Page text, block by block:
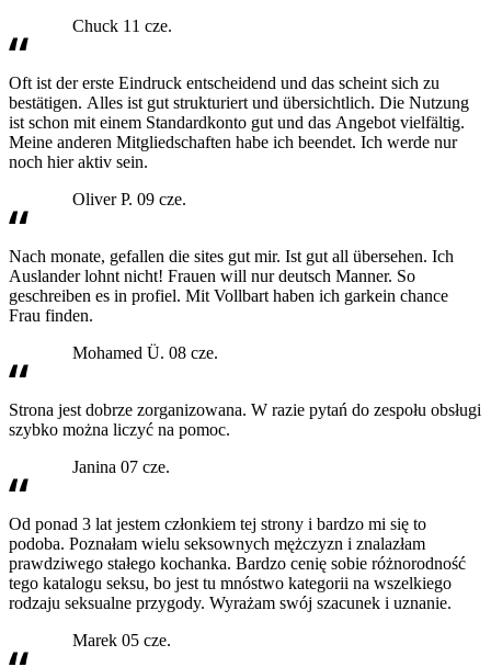
Chuck 11 cze.
Oft ist der erste Eindruck entscheidend und das scheint sich zu
bestätigen. Alles ist gut strukturiert und übersichtlich. Die Nutzung
ist schon mit einem Standardkonto gut und das Angebot vielfältig.
Meine anderen Mitgliedschaften habe ich beendet. Ich werde nur
noch hier aktiv sein.
Oliver P. 09 cze.
Nach monate, gefallen die sites gut mir. Ist gut all übersehen. Ich
Auslander lohnt nicht! Frauen will nur deutsch Manner. So
geschreiben es in profiel. Mit Vollbart haben ich garkein chance
Frau finden.
Mohamed Ü. 08 cze.
Strona jest dobrze zorganizowana. W razie pytań do zespołu obsługi
szybko można liczyć na pomoc.
Janina 07 cze.
Od ponad 3 lat jestem członkiem tej strony i bardzo mi się to
podoba. Poznałam wielu seksownych mężczyzn i znalazłam
prawdziwego stałego kochanka. Bardzo cenię sobie różnorodność
tego katalogu seksu, bo jest tu mnóstwo kategorii na wszelkiego
rodzaju seksualne przygody. Wyrażam swój szacunek i uznanie.
Marek 05 cze.